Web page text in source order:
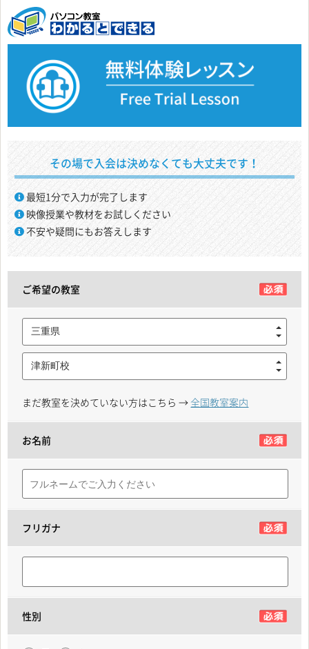
その場で入会は決めなくても大丈夫です！
最短1分で入力が完了します
映像授業や教材をお試しください
不安や疑問にもお答えします
ご希望の教室
三重県
津新町校
まだ教室を決めていない方はこちら → 全国教室案内
お名前
フリガナ
性別